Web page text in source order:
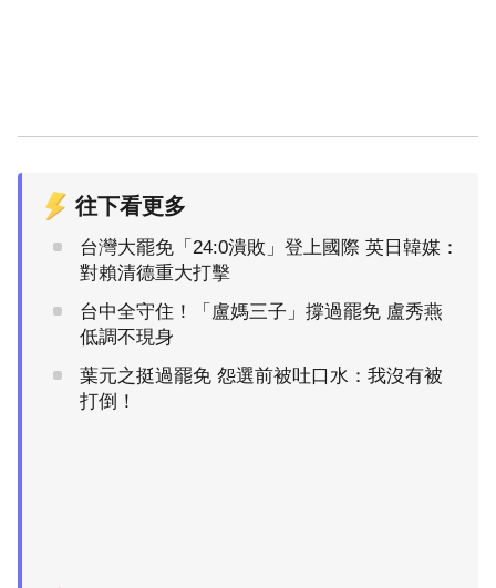
往下看更多
台灣大罷免「24:0潰敗」登上國際 英日韓媒：
對賴清德重大打擊
台中全守住！「盧媽三子」撐過罷免 盧秀燕
低調不現身
葉元之挺過罷免 怨選前被吐口水：我沒有被
打倒！